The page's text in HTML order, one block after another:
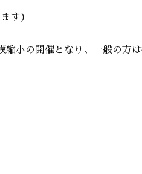
す）
小の開催となり、一般の方